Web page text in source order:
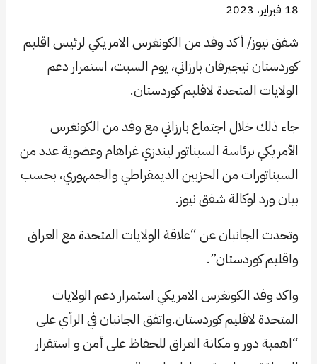
18 فبراير، 2023
شفق نيوز/ أكد وفد من الكونغرس الامريكي لرئيس اقليم
كوردستان نيجيرفان بارزاني، يوم السبت، استمرار دعم
الولايات المتحدة لاقليم كوردستان.
جاء ذلك خلال اجتماع بارزاني مع وفد من الكونغرس
الأمريكي برئاسة السيناتور ليندزي غراهام وعضوية عدد من
السيناتورات من الحزبين الديمقراطي والجمهوري، بحسب
بيان ورد لوكالة شفق نيوز.
وتحدث الجانبان عن “علاقة الولايات المتحدة مع العراق
واقليم كوردستان”.
واكد وفد الكونغرس الامريكي استمرار دعم الولايات
المتحدة لاقليم كوردستان.واتفق الجانبان في الرأي على
“اهمية دور و مكانة العراق للحفاظ على أمن و استقرار